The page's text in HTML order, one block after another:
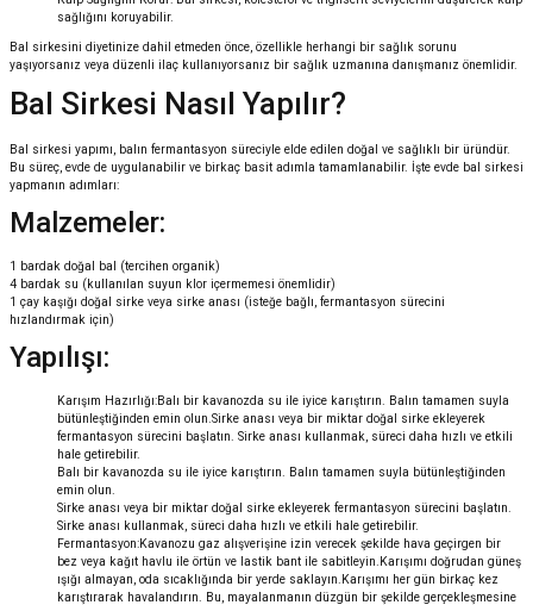
sağlığını koruyabilir.
Bal sirkesini diyetinize dahil etmeden önce, özellikle herhangi bir sağlık sorunu
yaşıyorsanız veya düzenli ilaç kullanıyorsanız bir sağlık uzmanına danışmanız önemlidir.
Bal Sirkesi Nasıl Yapılır?
Bal sirkesi yapımı, balın fermantasyon süreciyle elde edilen doğal ve sağlıklı bir üründür.
Bu süreç, evde de uygulanabilir ve birkaç basit adımla tamamlanabilir. İşte evde bal sirkesi
yapmanın adımları:
Malzemeler:
1 bardak doğal bal (tercihen organik)
4 bardak su (kullanılan suyun klor içermemesi önemlidir)
1 çay kaşığı doğal sirke veya sirke anası (isteğe bağlı, fermantasyon sürecini
hızlandırmak için)
Yapılışı:
Karışım Hazırlığı:Balı bir kavanozda su ile iyice karıştırın. Balın tamamen suyla
bütünleştiğinden emin olun.Sirke anası veya bir miktar doğal sirke ekleyerek
fermantasyon sürecini başlatın. Sirke anası kullanmak, süreci daha hızlı ve etkili
hale getirebilir.
Balı bir kavanozda su ile iyice karıştırın. Balın tamamen suyla bütünleştiğinden
emin olun.
Sirke anası veya bir miktar doğal sirke ekleyerek fermantasyon sürecini başlatın.
Sirke anası kullanmak, süreci daha hızlı ve etkili hale getirebilir.
Fermantasyon:Kavanozu gaz alışverişine izin verecek şekilde hava geçirgen bir
bez veya kağıt havlu ile örtün ve lastik bant ile sabitleyin.Karışımı doğrudan güneş
ışığı almayan, oda sıcaklığında bir yerde saklayın.Karışımı her gün birkaç kez
karıştırarak havalandırın. Bu, mayalanmanın düzgün bir şekilde gerçekleşmesine